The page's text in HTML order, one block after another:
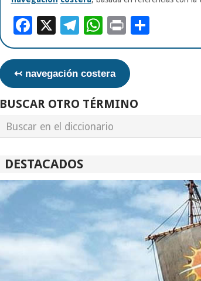
Facebook
X Telegram
WhatsApp
Print
↢ navegación costera
BUSCAR OTRO TÉRMINO
DESTACADOS